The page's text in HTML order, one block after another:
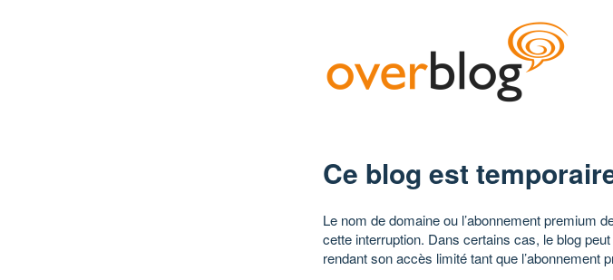
Ce blog est
Le nom de domaine ou l’abonnement premium
cette interruption. Dans certains cas, le blog
rendant son accès limité tant que l’abonnement